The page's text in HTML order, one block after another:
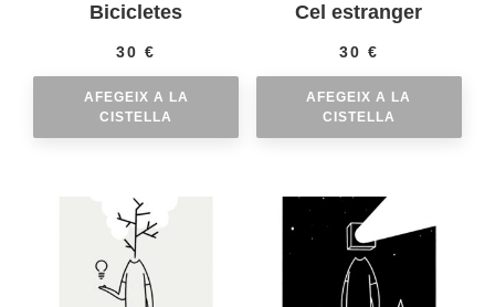
Bicicletes
30€
AFEGEIX A LA
CISTELLA
Cel estranger
30 €
AFEGEIX A LA
CISTELLA